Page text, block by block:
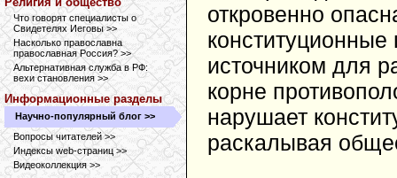
Что говорят специалисты о
Свидетелях Иеговы >>
Насколько православна
православная Россия? >>
Альтернативная служба в РФ:
вехи становления >>
Информационные разделы
Научно-популярный блог >>
Вопросы читателей >>
Индексы web-страниц >>
Видеоколлекция >>
откровенно
источником для
корне
нарушает
раскалывая